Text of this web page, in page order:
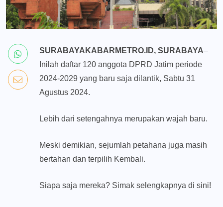
SURABAYAKABARMETRO.ID, SURABAYA–
Inilah daftar 120 anggota DPRD Jatim periode
2024-2029 yang baru saja dilantik, Sabtu 31
Agustus 2024.
Lebih dari setengahnya merupakan wajah baru.
Meski demikian, sejumlah petahana juga masih
bertahan dan terpilih Kembali.
Siapa saja mereka? Simak selengkapnya di sini!